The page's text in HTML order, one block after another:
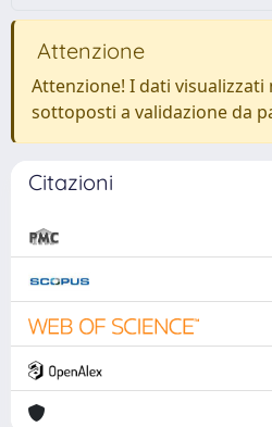
Attenzione
Attenzione! I dati visualizzati
sottoposti a validazione da
Citazioni